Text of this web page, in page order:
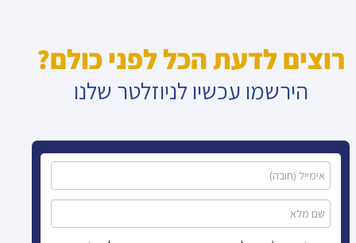
רוצים לדעת הכל לפני כולם?
הירשמו עכשיו לניוזלטר שלנו